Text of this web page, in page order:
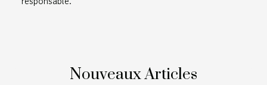
Nouveaux Articles